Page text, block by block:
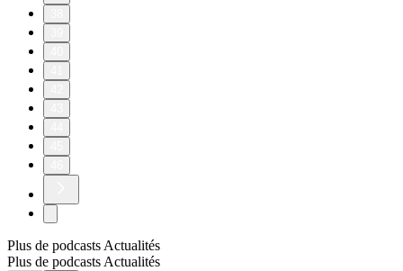
Plus de podcasts Actualités
Plus de podcasts Actualités